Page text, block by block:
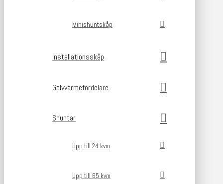
Minishuntskåp
Installationsskåp
Golvvärmefördelare
Shuntar
Upp till 24 kvm
Upp till 65 kvm